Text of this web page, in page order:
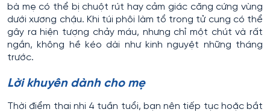
bà mẹ có thể bị chuột rút hay cảm giác căng cứng vùng
dưới xương chậu. Khi túi phôi làm tổ trong tử cung có thể
gây ra hiện tượng chảy máu, nhưng chỉ một chút và rất
ngắn, không hề kéo dài như kinh nguyệt những tháng
trước.
Lời khuyên dành cho mẹ
Thời điểm thai nhi 4 tuần tuổi, bạn nên tiếp tục hoặc bắt